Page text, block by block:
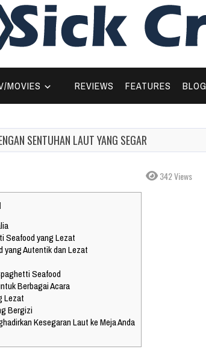
MOVIES REVIEWS FEATURES BLOG
SENTUHAN LAUT YANG SEGAR
342 Views
Seafood yang Lezat
Autentik dan Lezat
Seafood
Berbagai Acara
Lezat
Bergizi
Kesegaran Laut ke Meja Anda